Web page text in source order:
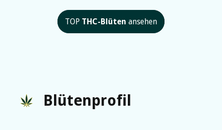
TOP THC-Blüten ansehen
Blütenprofil